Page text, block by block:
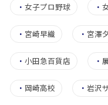
・ 女子プロ野球 ・
・ 宮崎早織 ・ 宮澤
・ 小田急百貨店 ・
・ 岡崎高校 ・岩沢